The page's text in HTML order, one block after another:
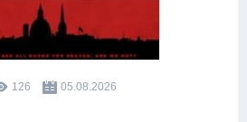
126
05.08.2026